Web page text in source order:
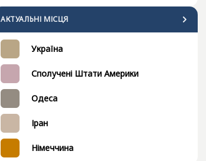
АКТУАЛЬНІ МІСЦЯ
Україна
Сполучені Штати Америки
Одеса
Іран
Німеччина